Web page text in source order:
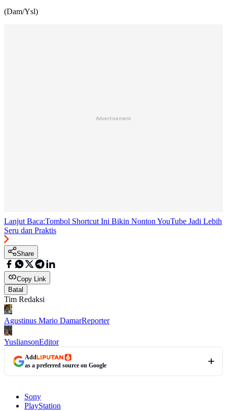
(Dam/Ysl)
Advertisement
Lanjut Baca:Tombol Shortcut Ini Bikin Nonton YouTube Jadi Lebih
Seru dan Praktis
Share
Copy Link
Batal
Tim Redaksi
Agustinus Mario DamarReporter
YusliansonEditor
Add
as a preferred source on Google
Sony
PlayStation